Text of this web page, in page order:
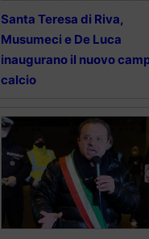
Santa Teresa di Riva,
Musumeci e De Luca
inaugurano il nuovo
calcio